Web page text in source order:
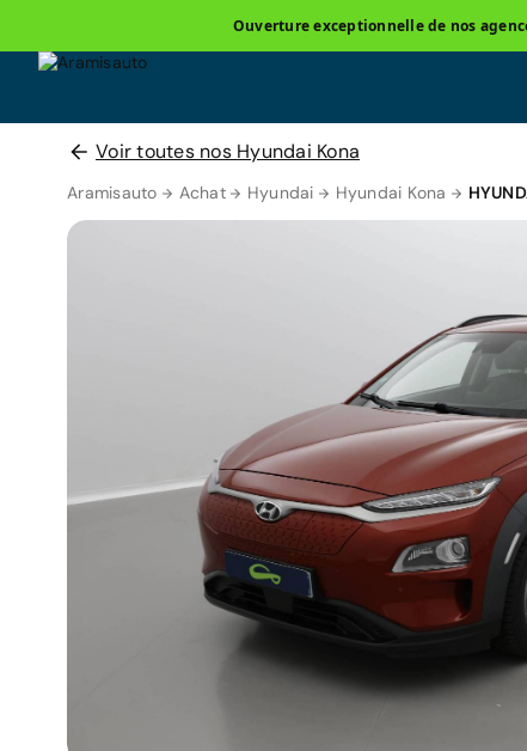
Ouverture exceptionnelle de nos
Voir toutes nos Hyundai Kona
Aramisauto Achat Hyundai Hyundai Kona